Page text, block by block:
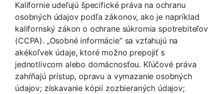
Kalifornie udeľujú špecifické práva na ochranu
osobných údajov podľa zákonov, ako je napríklad
kalifornský zákon o ochrane súkromia spotrebiteľov
(CCPA). „Osobné informácie“ sa vzťahujú na
akékoľvek údaje, ktoré možno prepojiť s
jednotlivcom alebo domácnosťou. Kľúčové práva
zahŕňajú prístup, opravu a vymazanie osobných
údajov; získavanie kópií zozbieraných údajov;